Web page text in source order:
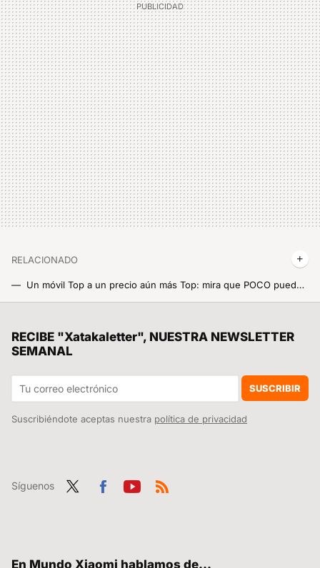
RELACIONADO
Un móvil Top a un precio aún más Top: mira que POCO puedes llevarte por menos de 200 euros con este descuentazo
Estrena microondas por lo que te costaría una sandwichera, el descuentazo del Xiaomi Microwave Oven a mitad de precio
RECIBE "Xatakaletter", NUESTRA NEWSLETTER
SEMANAL
SUSCRIBIR
Suscribiéndote aceptas nuestra política de privacidad
Síguenos
En Mundo Xiaomi hablamos de...